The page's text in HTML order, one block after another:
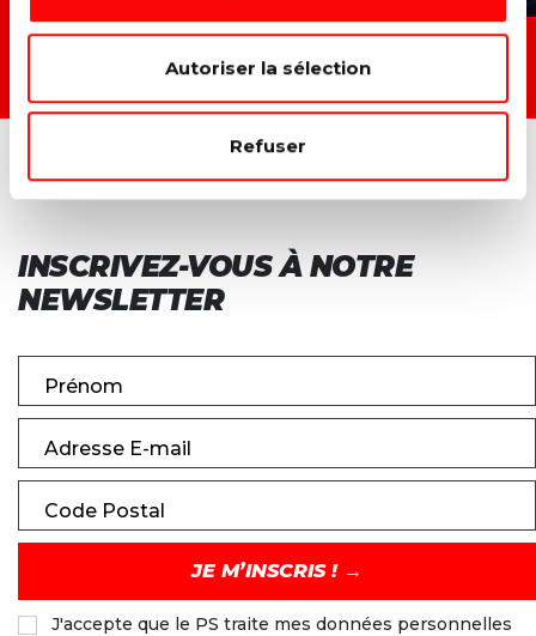
Autoriser la sélection
Refuser
TOUTES LES ACTIONS →
INSCRIVEZ-VOUS À NOTRE
NEWSLETTER
Prénom
Adresse E-mail
Code Postal
J'accepte que le PS traite mes données personnelles